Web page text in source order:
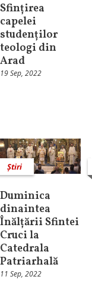
Sfințirea
capelei
studenților
teologi din
Arad
19 Sep, 2022
Știri
Duminica
dinaintea
Înălțării Sfintei
Cruci la
Catedrala
Patriarhală
11 Sep, 2022